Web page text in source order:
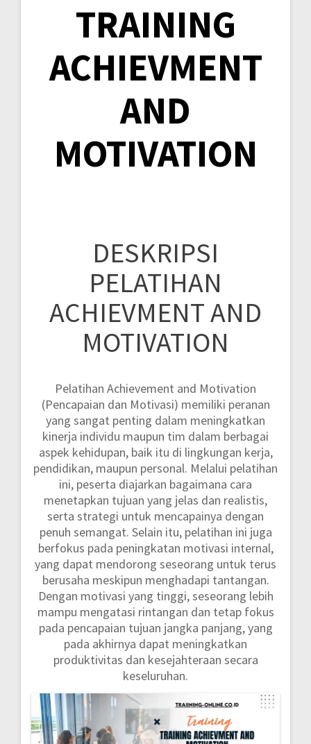
TRAINING
ACHIEVMENT
AND
MOTIVATION
DESKRIPSI
PELATIHAN
ACHIEVMENT AND
MOTIVATION
Pelatihan Achievement and Motivation
(Pencapaian dan Motivasi) memiliki peranan
yang sangat penting dalam meningkatkan
kinerja individu maupun tim dalam berbagai
aspek kehidupan, baik itu di lingkungan kerja,
pendidikan, maupun personal. Melalui pelatihan
ini, peserta diajarkan bagaimana cara
menetapkan tujuan yang jelas dan realistis,
serta strategi untuk mencapainya dengan
penuh semangat. Selain itu, pelatihan ini juga
berfokus pada peningkatan motivasi internal,
yang dapat mendorong seseorang untuk terus
berusaha meskipun menghadapi tantangan.
Dengan motivasi yang tinggi, seseorang lebih
mampu mengatasi rintangan dan tetap fokus
pada pencapaian tujuan jangka panjang, yang
pada akhirnya dapat meningkatkan
produktivitas dan kesejahteraan secara
keseluruhan.